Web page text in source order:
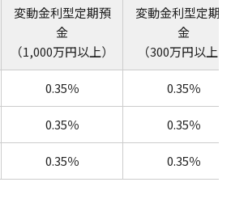
変動金利型定期預
金
（1,000万円以上）
変動金利型定期
金
（300万円以上）
0.35％ 0.35％
0.35％ 0.35％
0.35％ 0.35％